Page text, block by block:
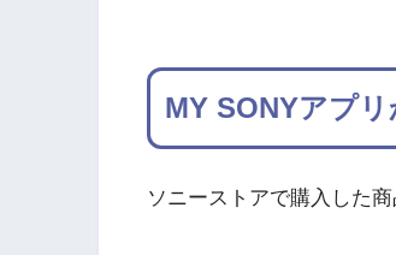
MY SONYアプ
ソニーストアで購入した